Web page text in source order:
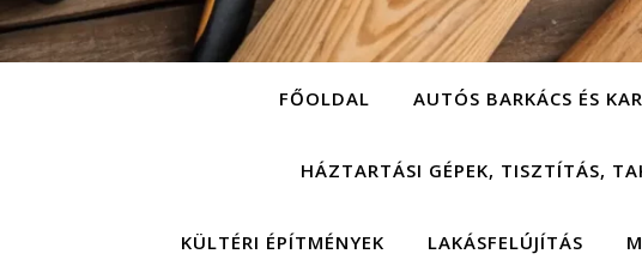
FŐOLDAL AUTÓS BARKÁCS ÉS
HÁZTARTÁSI GÉPEK, TISZTÍTÁS,
KÜLTÉRI ÉPÍTMÉNYEK LAKÁSFELÚJÍTÁS